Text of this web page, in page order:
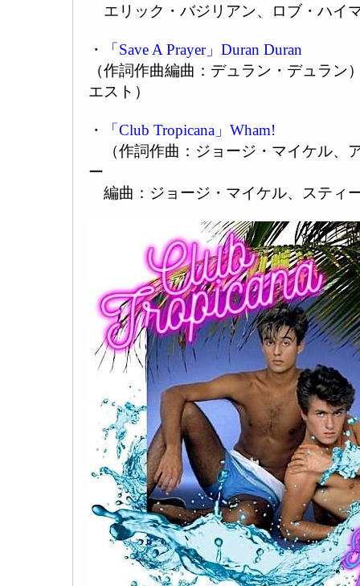
エリック・バジリアン、ロブ・ハイ
・
「Save A Prayer」Duran Duran
（作詞作曲編曲：デュラン・デュラン
エスト）
・
「Club Tropicana」Wham!
（作詞作曲：ジョージ・マイケル、
ー
編曲：ジョージ・マイケル、スティ